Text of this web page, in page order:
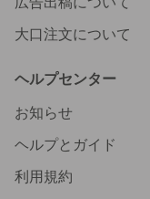
大口注文について
ヘルプセンター
お知らせ
ヘルプとガイド
利用規約